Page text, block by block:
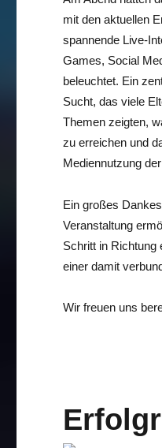
mit den aktuellen
spannende Live-
Games, Social
beleuchtet. Ein
Sucht, das viele
Themen zeigten,
zu erreichen und
Mediennutzung
Ein großes
Veranstaltung
Schritt in Richtung
einer damit
Wir freuen uns